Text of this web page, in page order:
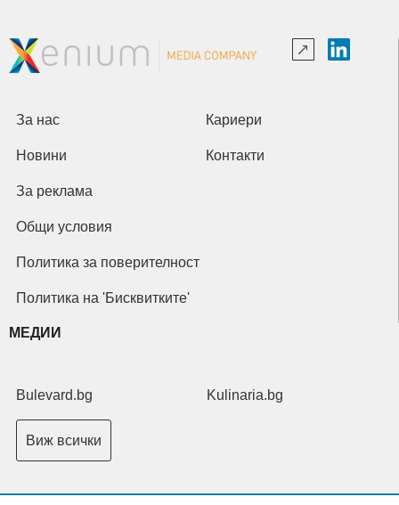
За нас Кариери
Новини Контакти
За реклама
Общи условия
Политика за поверителност
Политика на 'Бисквитките'
МЕДИИ
Bulevard.bg Kulinaria.bg
Виж всички